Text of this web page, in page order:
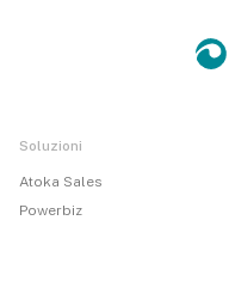
Soluzioni
Atoka Sales
Powerbiz